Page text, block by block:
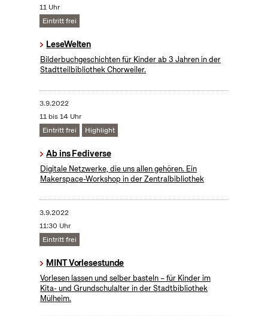
11 Uhr
Eintritt frei
LeseWelten
Bilderbuchgeschichten für Kinder ab 3 Jahren in der
Stadtteilbibliothek Chorweiler.
3.9.2022
11 bis 14 Uhr
Eintritt frei
Highlight
Ab ins Fediverse
​Digitale Netzwerke, die uns allen gehören. Ein
Makerspace-Workshop in der Zentralbibliothek
3.9.2022
11:30 Uhr
Eintritt frei
MINT Vorlesestunde
Vorlesen lassen und selber basteln – für Kinder im
Kita- und Grundschulalter in der Stadtbibliothek
Mülheim.